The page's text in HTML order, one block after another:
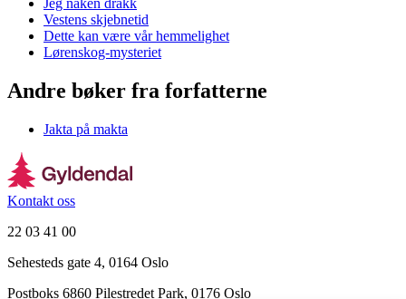
Vestens skjebnetid
Dette kan være vår hemmelighet
Lørenskog-mysteriet
Andre bøker fra forfatterne
Jakta på makta
Kontakt oss
22 03 41 00
Sehesteds gate 4, 0164 Oslo
Postboks 6860 Pilestredet Park, 0176 Oslo